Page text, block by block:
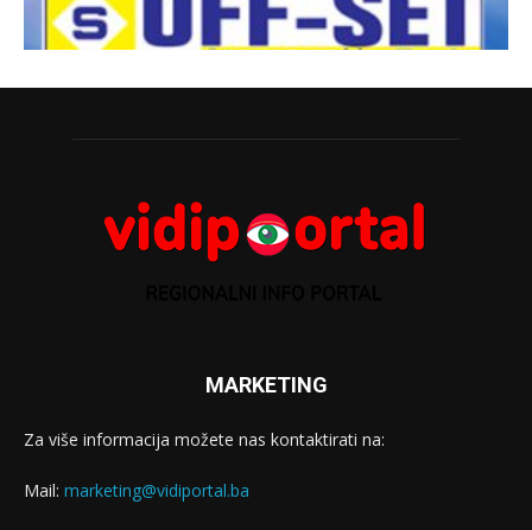
MARKETING
Za više informacija možete nas kontaktirati na:
Mail: marketing@vidiportal.ba